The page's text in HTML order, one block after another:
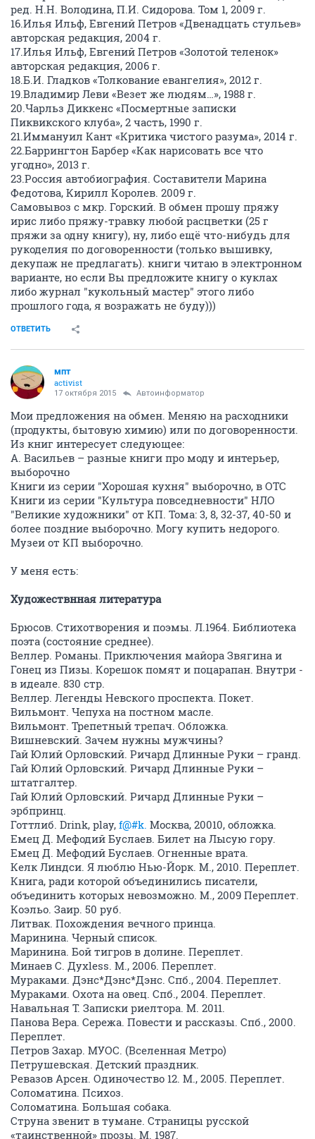
ред. Н.Н. Володина, П.И. Сидорова. Том 1, 2009 г.
16.Илья Ильф, Евгений Петров «Двенадцать стульев»
авторская редакция, 2004 г.
17.Илья Ильф, Евгений Петров «Золотой теленок»
авторская редакция, 2006 г.
18.Б.И. Гладков «Толкование евангелия», 2012 г.
19.Владимир Леви «Везет же людям…», 1988 г.
20.Чарльз Диккенс «Посмертные записки
Пиквикского клуба», 2 часть, 1990 г.
21.Иммануил Кант «Критика чистого разума», 2014 г.
22.Баррингтон Барбер «Как нарисовать все что
угодно», 2013 г.
23.Россия автобиография. Составители Марина
Федотова, Кирилл Королев. 2009 г.
Самовывоз с мкр. Горский. В обмен прошу пряжу
ирис либо пряжу-травку любой расцветки (25 г
пряжи за одну книгу), ну, либо ещё что-нибудь для
рукоделия по договоренности (только вышивку,
декупаж не предлагать). книги читаю в электронном
варианте, но если Вы предложите книгу о куклах
либо журнал "кукольный мастер" этого либо
прошлого года, я возражать не буду)))
ОТВЕТИТЬ
мпт
activist
17 октября 2015 Автоинформатор
Мои предложения на обмен. Меняю на расходники
(продукты, бытовую химию) или по договоренности.
Из книг интересует следующее:
А. Васильев – разные книги про моду и интерьер,
выборочно
Книги из серии "Хорошая кухня" выборочно, в ОТС
Книги из серии "Культура повседневности" НЛО
"Великие художники" от КП. Тома: 3, 8, 32-37, 40-50 и
более поздние выборочно. Могу купить недорого.
Музеи от КП выборочно.
У меня есть:
Художествнная литература
Брюсов. Стихотворения и поэмы. Л.1964. Библиотека
поэта (состояние среднее).
Веллер. Романы. Приключения майора Звягина и
Гонец из Пизы. Корешок помят и поцарапан. Внутри -
в идеале. 830 стр.
Веллер. Легенды Невского проспекта. Покет.
Вильмонт. Чепуха на постном масле.
Вильмонт. Трепетный трепач. Обложка.
Вишневский. Зачем нужны мужчины?
Гай Юлий Орловский. Ричард Длинные Руки – гранд.
Гай Юлий Орловский. Ричард Длинные Руки –
штатгалтер.
Гай Юлий Орловский. Ричард Длинные Руки –
эрбпринц.
Готтлиб. Drink, play, f@#k. Москва, 20010, обложка.
Емец Д. Мефодий Буслаев. Билет на Лысую гору.
Емец Д. Мефодий Буслаев. Огненные врата.
Келк Линдси. Я люблю Нью-Йорк. М., 2010. Переплет.
Книга, ради которой объединились писатели,
объединить которых невозможно. М., 2009 Переплет.
Коэльо. Заир. 50 руб.
Литвак. Похождения вечного принца.
Маринина. Черный список.
Маринина. Бой тигров в долине. Переплет.
Минаев С. Духless. М., 2006. Переплет.
Мураками. Дэнс*Дэнс*Дэнс. Спб., 2004. Переплет.
Мураками. Охота на овец. Спб., 2004. Переплет.
Навальная Т. Записки риелтора. М. 2011.
Панова Вера. Сережа. Повести и рассказы. Спб., 2000.
Переплет.
Петров Захар. МУОС. (Вселенная Метро)
Петрушевская. Детский праздник.
Ревазов Арсен. Одиночество 12. М., 2005. Переплет.
Соломатина. Психоз.
Соломатина. Большая собака.
Струна звенит в тумане. Страницы русской
«таинственной» прозы. М. 1987.